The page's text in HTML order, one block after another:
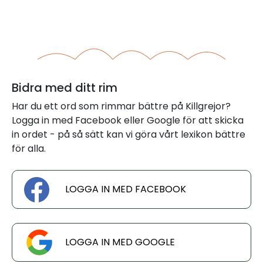
Bidra med ditt rim
Har du ett ord som rimmar bättre på Killgrejor?
Logga in med Facebook eller Google för att skicka
in ordet - på så sätt kan vi göra vårt lexikon bättre
för alla.
LOGGA IN MED FACEBOOK
LOGGA IN MED GOOGLE